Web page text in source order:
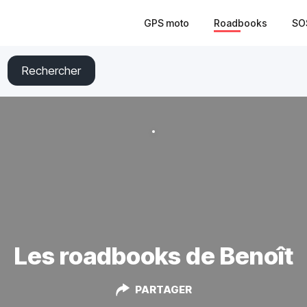
GPS moto Roadbooks
Rechercher
Les roadbooks de Benoît
PARTAGER